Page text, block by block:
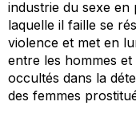
industrie du sexe en
laquelle il faille se
violence et met en
entre les hommes
occultés dans la
des femmes